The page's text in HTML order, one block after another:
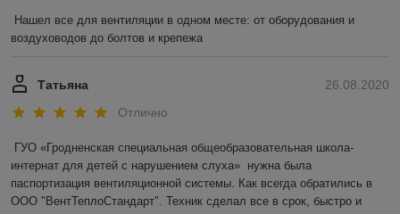
Нашел все для вентиляции в одном месте: от оборудования и
воздуховодов до болтов и крепежа
26.08.2020
Татьяна
Отлично
ГУО «Гродненская специальная общеобразовательная школа-
интернат для детей с нарушением слуха»  нужна была
паспортизация вентиляционной системы. Как всегда обратились в
ООО "ВентТеплоСтандарт". Техник сделал все в срок, быстро и